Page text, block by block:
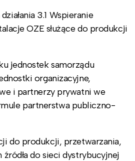
3.1 Wspieranie
OZE służące do produkcji
jednostek samorządu
organizacyjne,
i partnerzy prywatni we
partnerstwa publiczno-
do produkcji, przetwarzania,
do sieci dystrybucyjnej